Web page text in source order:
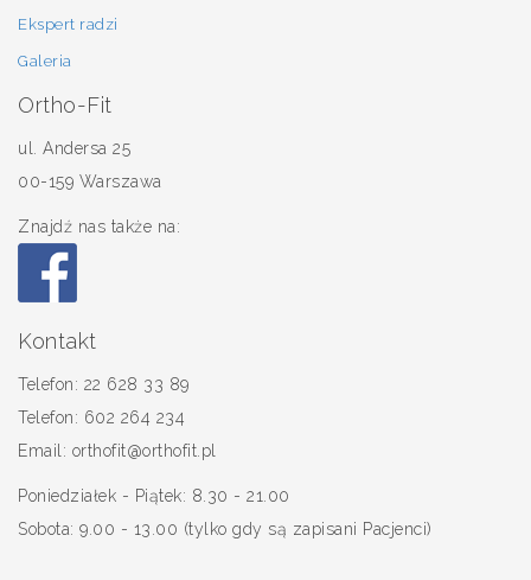
Ekspert radzi
Galeria
Ortho-Fit
ul. Andersa 25
00-159 Warszawa
Znajdź nas także na:
Kontakt
Telefon: 22 628 33 89
Telefon: 602 264 234
Email: orthofit@orthofit.pl
Poniedziałek - Piątek: 8.30 - 21.00
Sobota: 9.00 - 13.00 (tylko gdy są zapisani Pacjenci)